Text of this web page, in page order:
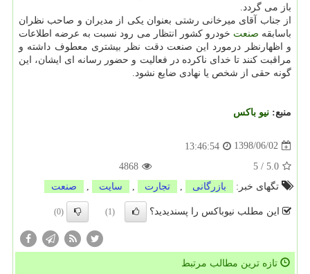
باز می گردد.
از جناب آقای میرخانی رشتی بعنوان یكی از مدیران و صاحب نظران
باسابقه صنعت خودرو كشور انتظار می رود نسبت به عرضه اطلاعات
و اظهارنظر درمورد این صنعت دقت نظر بیشتری معطوف داشته و
مراقبت كنند تا خدای ناكرده در فعالیت و حضور رسانه ای ایشان، این
گونه حقی از شخص یا نهادی ضایع نشود.
منبع: نیو باكس
1398/06/02
13:46:54
5.0
/
5
4868
تگهای خبر:
بازرگانی تجارت سایت صنعت
این مطلب نیوباکس را پسندیدید؟ (1)
(0)
تازه ترین مطالب مرتبط